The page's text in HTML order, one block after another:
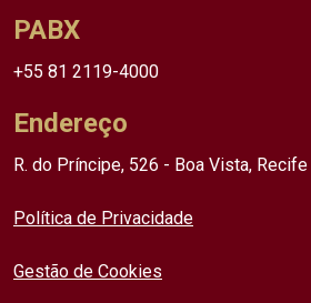
PABX
+55 81 2119-4000
Endereço
R. do Príncipe, 526 - Boa Vista,
Política de Privacidade
Gestão de Cookies